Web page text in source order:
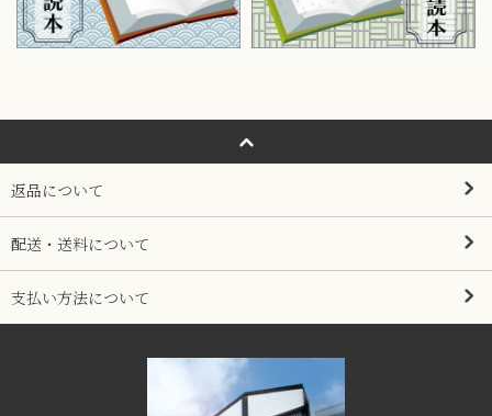
返品について
配送・送料について
支払い方法について